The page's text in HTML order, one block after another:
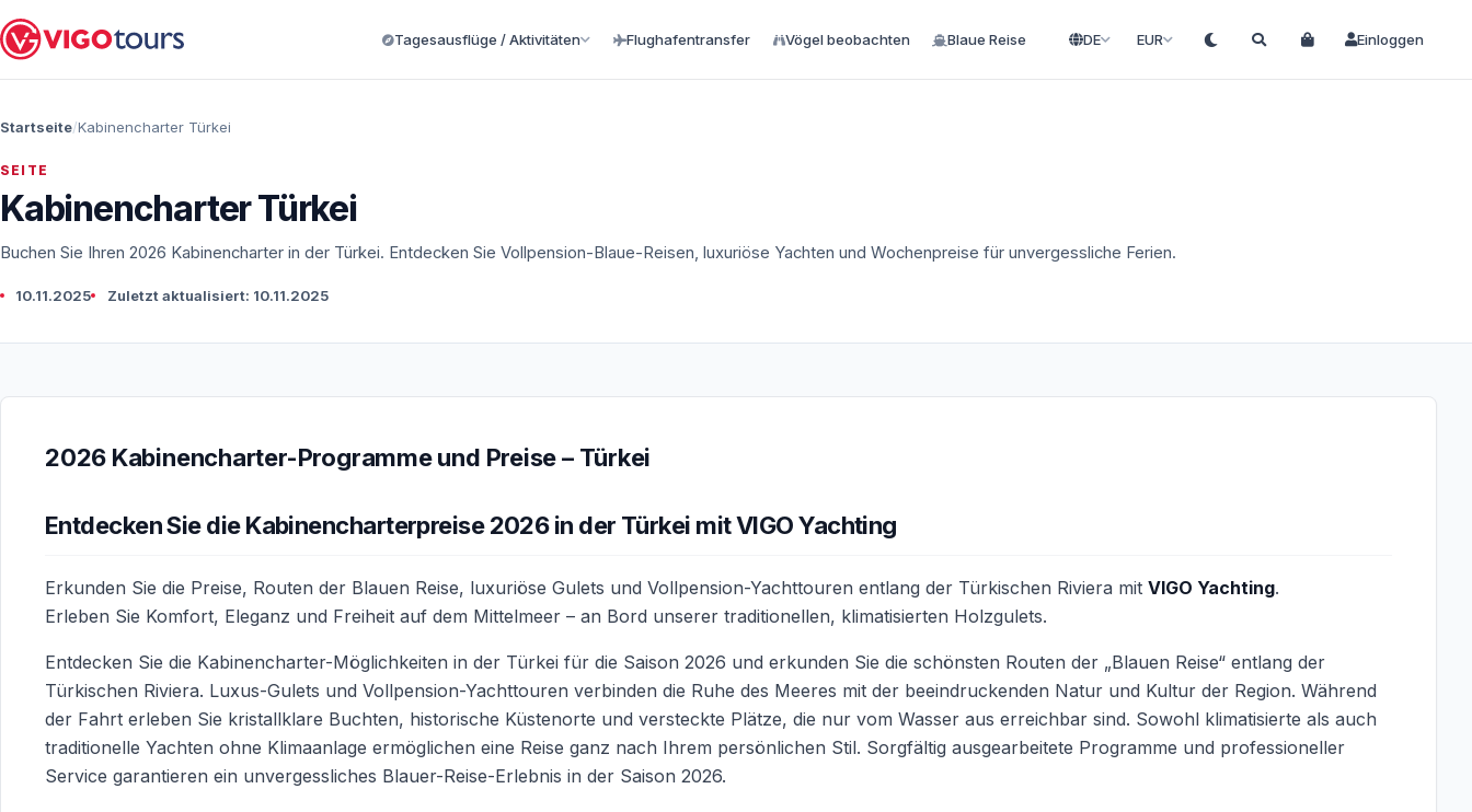
Tagesausflüge / Aktivitäten Flughafentransfer Vögel beobachten Blaue Reise DE EUR Einloggen
Startseite Kabinencharter Türkei
SEITE
Kabinencharter Türkei
Buchen Sie Ihren 2026 Kabinencharter in der Türkei. Entdecken Sie Vollpension-Blaue-Reisen, luxuriöse Yachten und Wochenpreise für unvergessliche Ferien.
10.11.2025 Zuletzt aktualisiert: 10.11.2025
2026 Kabinencharter-Programme und Preise – Türkei
Entdecken Sie die Kabinencharterpreise 2026 in der Türkei mit VIGO Yachting
Erkunden Sie die Preise, Routen der Blauen Reise, luxuriöse Gulets und Vollpension-Yachttouren entlang der Türkischen Riviera mit VIGO Yachting.
Erleben Sie Komfort, Eleganz und Freiheit auf dem Mittelmeer – an Bord unserer traditionellen, klimatisierten Holzgulets.
Entdecken Sie die Kabinencharter-Möglichkeiten in der Türkei für die Saison 2026 und erkunden Sie die schönsten Routen der „Blauen Reise“ entlang der
Türkischen Riviera. Luxus-Gulets und Vollpension-Yachttouren verbinden die Ruhe des Meeres mit der beeindruckenden Natur und Kultur der Region. Während
der Fahrt erleben Sie kristallklare Buchten, historische Küstenorte und versteckte Plätze, die nur vom Wasser aus erreichbar sind. Sowohl klimatisierte als auch
traditionelle Yachten ohne Klimaanlage ermöglichen eine Reise ganz nach Ihrem persönlichen Stil. Sorgfältig ausgearbeitete Programme und professioneller
Service garantieren ein unvergessliches Blauer-Reise-Erlebnis in der Saison 2026.